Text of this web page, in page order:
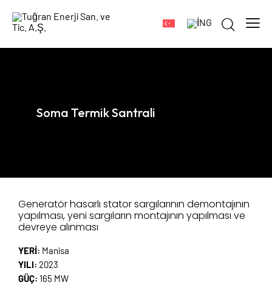
Soma Termik Santrali
Generatör hasarlı stator sargılarının demontajının
yapılması, yeni sargıların montajının yapılması ve
devreye alınması
YERİ: Manisa
YILI: 2023
GÜÇ: 165 MW